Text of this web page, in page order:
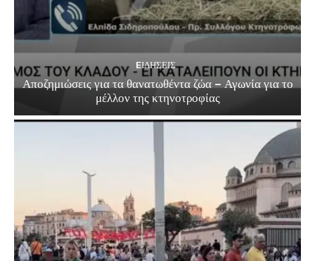
EΙΔΗΣΕΙΣ
Αποζημιώσεις για τα θανατωθέντα ζώα – Αγωνία για το
μέλλον της κτηνοτροφίας